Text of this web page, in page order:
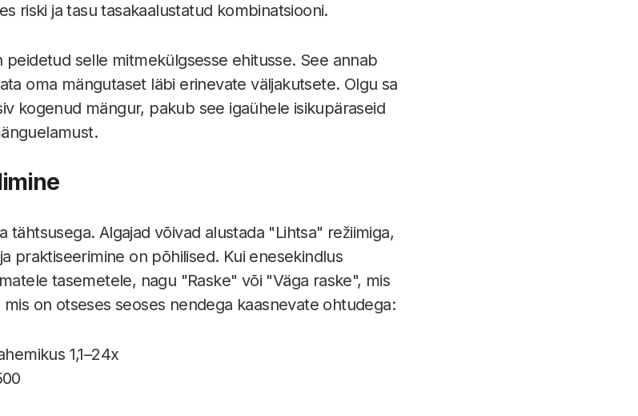
riski ja tasu tasakaalustatud kombinatsiooni.
peidetud selle mitmekülgsesse ehitusse. See annab
oma mängutaset läbi erinevate väljakutsete. Olgu sa
kogenud mängur, pakub see igaühele isikupäraseid
tähtsusega. Algajad võivad alustada "Lihtsa" režiimiga,
praktiseerimine on põhilised. Kui enesekindlus
tasemetele, nagu "Raske" või "Väga raske", mis
on otseses seoses nendega kaasnevate ohtudega:
1,1–24x